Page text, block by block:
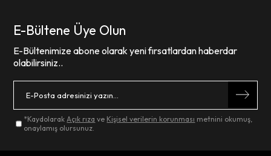
E-Bültene Üye Olun
E-Bültenimize abone olarak yeni fırsatlardan haberdar
olabilirsiniz..
*KaydolarakAçık rıza ve Kişisel verilerin korunması metnini okumuş,
onaylamış olursunuz.